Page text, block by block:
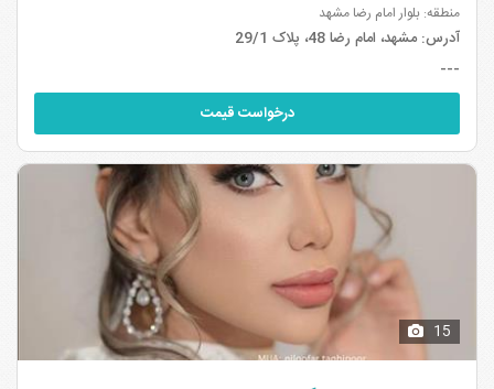
منطقه: بلوار امام رضا مشهد
آدرس:مشهد، امام رضا 48، پلاک 29/1
---
درخواست قیمت
15